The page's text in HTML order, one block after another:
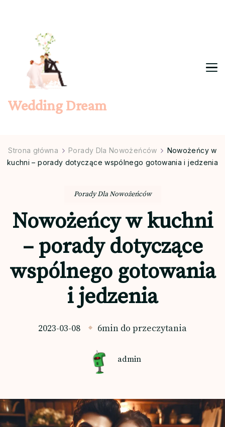
Wedding Dream
Strona główna Porady Dla Nowożeńców
Nowożeńcy w
kuchni – porady dotyczące wspólnego gotowania i jedzenia
Porady Dla Nowożeńców
Nowożeńcy w kuchni
– porady dotyczące
wspólnego gotowania
i jedzenia
2023-03-08 6min do przeczytania
admin